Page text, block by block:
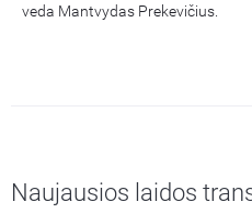
veda Mantvydas Prekevičius.
Naujausios laidos